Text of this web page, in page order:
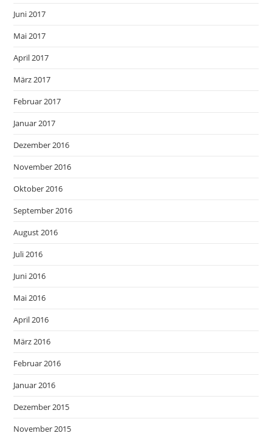
Juni 2017
Mai 2017
April 2017
März 2017
Februar 2017
Januar 2017
Dezember 2016
November 2016
Oktober 2016
September 2016
August 2016
Juli 2016
Juni 2016
Mai 2016
April 2016
März 2016
Februar 2016
Januar 2016
Dezember 2015
November 2015